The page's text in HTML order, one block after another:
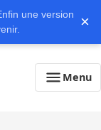
une version
×
Menu